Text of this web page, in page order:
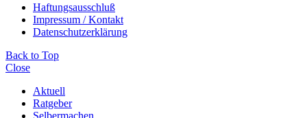
Haftungsausschluß
Impressum / Kontakt
Datenschutzerklärung
Back to Top
Close
Aktuell
Ratgeber
Selbermachen